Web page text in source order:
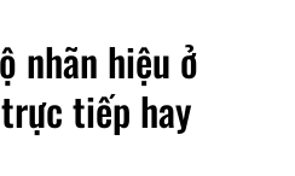
nhãn hiệu ở
tiếp hay